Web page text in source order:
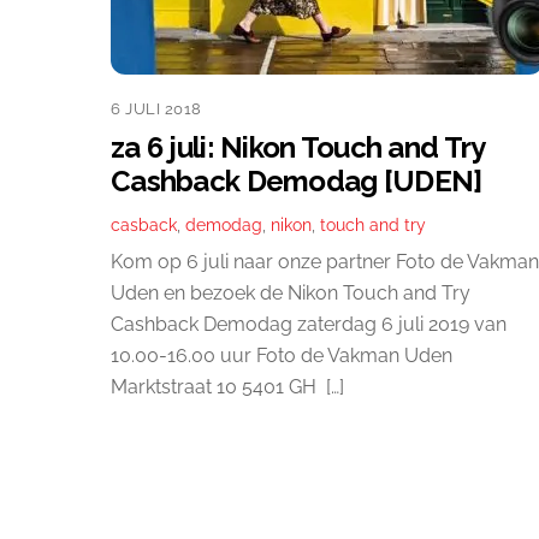
6 JULI 2018
za 6 juli: Nikon Touch and Try
Cashback Demodag [UDEN]
casback demodag nikon touch and try
Kom op 6 juli naar onze partner Foto de Vakman
Uden en bezoek de Nikon Touch and Try
Cashback Demodag zaterdag 6 juli 2019 van
10.00-16.00 uur Foto de Vakman Uden
Marktstraat 10 5401 GH […]